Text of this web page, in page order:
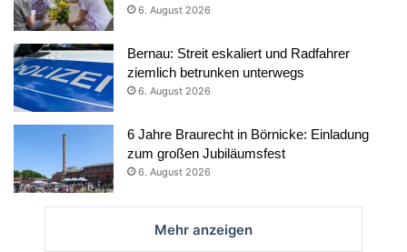
6. August 2026
Bernau: Streit eskaliert und Radfahrer
ziemlich betrunken unterwegs
6. August 2026
6 Jahre Braurecht in Börnicke: Einladung
zum großen Jubiläumsfest
6. August 2026
Mehr anzeigen